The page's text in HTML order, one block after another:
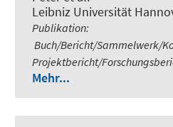
Leibniz Universität
Publikation:
Buch/Bericht/Sammelwerk/
Projektbericht/
Mehr...